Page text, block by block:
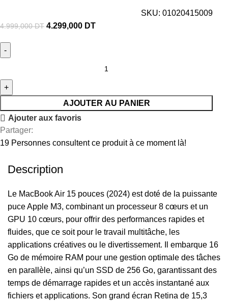
SKU:01020415009
4.999,000DT 4.299,000 DT
AJOUTER AU PANIER
Ajouter aux favoris
Partager:
19 Personnes consultent ce produit à ce moment là!
Description
Le MacBook Air 15 pouces (2024) est doté de la puissante
puce Apple M3, combinant un processeur 8 cœurs et un
GPU 10 cœurs, pour offrir des performances rapides et
fluides, que ce soit pour le travail multitâche, les
applications créatives ou le divertissement. Il embarque 16
Go de mémoire RAM pour une gestion optimale des tâches
en parallèle, ainsi qu’un SSD de 256 Go, garantissant des
temps de démarrage rapides et un accès instantané aux
fichiers et applications. Son grand écran Retina de 15,3